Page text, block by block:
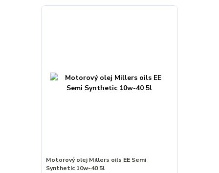
Motorový olej Millers oils EE Semi
Synthetic 10w-40 5l